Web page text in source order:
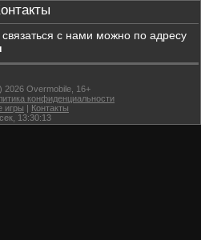
с нами можно по адресу
2026 Overmobile, 16+
конфиденциальности
игры | Контакты
сек, 13:30:13